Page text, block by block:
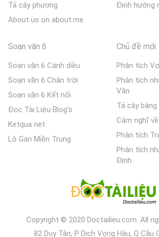
Tả cây phượng
About us on about.me
Định hướng
Soạn văn 6
Soạn văn 6 Cánh diều
Soạn văn 6 Chân trời
Soạn văn 6 Kết nối
Đọc Tài Liệu Blog's
Ketqua net
Lô Gan Miền Trung
Chủ đề mới
Phân tích
Phân tích
Văn
Tả cây bàng
Cảm nghĩ
Phân tích
Phân tích
Định
Copyright © 2020 Doctailieu.com. All
82 Duy Tân, P Dịch Vọng Hậu, Q Cầu